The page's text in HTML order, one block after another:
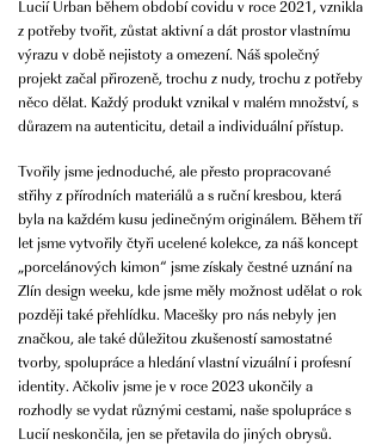
Lucií Urban během období covidu v roce 2021, vznikla
z potřeby tvořit, zůstat aktivní a dát prostor vlastnímu
výrazu v době nejistoty a omezení. Náš společný
projekt začal přirozeně, trochu z nudy, trochu z potřeby
něco dělat. Každý produkt vznikal v malém množství, s
důrazem na autenticitu, detail a individuální přístup.
Tvořily jsme jednoduché, ale přesto propracované
střihy z přírodních materiálů a s ruční kresbou, která
byla na každém kusu jedinečným originálem. Během tří
let jsme vytvořily čtyři ucelené kolekce, za náš koncept
„porcelánových kimon“ jsme získaly čestné uznání na
Zlín design weeku, kde jsme měly možnost udělat o rok
později také přehlídku. Macešky pro nás nebyly jen
značkou, ale také důležitou zkušeností samostatné
tvorby, spolupráce a hledání vlastní vizuální i profesní
identity. Ačkoliv jsme je v roce 2023 ukončily a
rozhodly se vydat různými cestami, naše spolupráce s
Lucií neskončila, jen se přetavila do jiných obrysů.